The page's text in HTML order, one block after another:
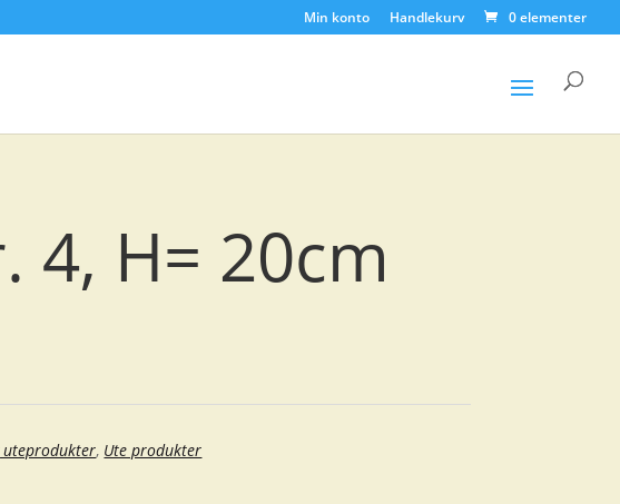
Min konto Handlekurv 0 elementer
Products
4, H= 20cm
uteprodukter, Ute produkter